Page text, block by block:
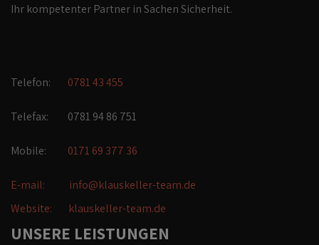
Ihr kompetenter Partner in Sachen Sicherheit.
Telefon: 0781 43 455
Telefax: 0781 94 86 751
Mobile: 0171 69 377 36
E-mail:
info@klauskeller-team.de
Website:
klauskeller-team.de
UNSERE LEISTUNGEN